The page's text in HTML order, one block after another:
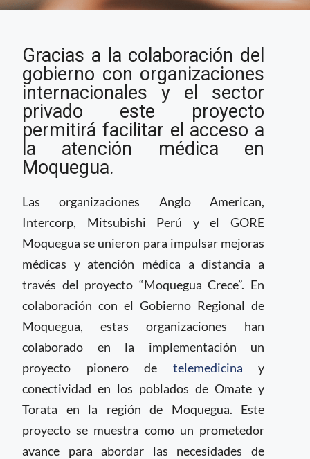
nuevo proyecto piloto
de telemedicina en
zona rural
Gracias a la colaboración del
gobierno con organizaciones
internacionales y el sector
privado este proyecto
permitirá facilitar el acceso a
la atención médica en
Moquegua.
Las organizaciones Anglo American,
Intercorp, Mitsubishi Perú y el GORE
Moquegua se unieron para impulsar mejoras
médicas y atención médica a distancia a
través del proyecto “Moquegua Crece”. En
colaboración con el Gobierno Regional de
Moquegua, estas organizaciones han
colaborado en la implementación un
proyecto pionero de telemedicina y
conectividad en los poblados de Omate y
Torata en la región de Moquegua. Este
proyecto se muestra como un prometedor
avance para abordar las necesidades de